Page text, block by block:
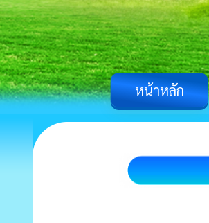
หน้าหลัก